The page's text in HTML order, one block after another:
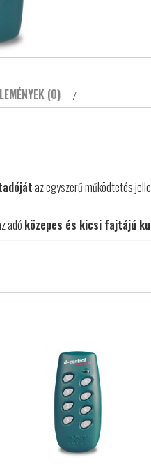
(0)
az egyszerű működtetés
adó közepes és kicsi fajtájú